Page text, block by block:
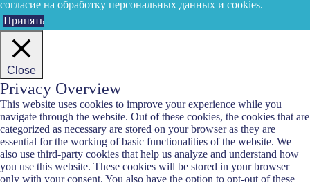
согласие на обработку персональных данных и cookies.
Принять
Close
Privacy Overview
This website uses cookies to improve your experience while you
navigate through the website. Out of these cookies, the cookies that are
categorized as necessary are stored on your browser as they are
essential for the working of basic functionalities of the website. We
also use third-party cookies that help us analyze and understand how
you use this website. These cookies will be stored in your browser
only with your consent. You also have the option to opt-out of these